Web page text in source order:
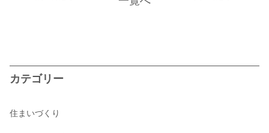
カテゴリー
住まいづくり